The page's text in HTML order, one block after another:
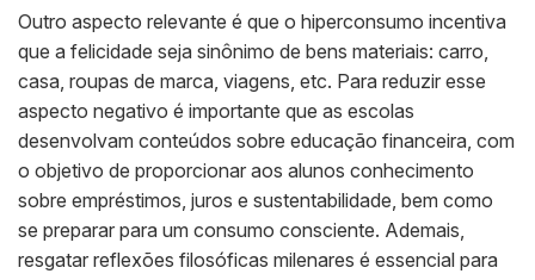
Outro aspecto relevante é que o hiperconsumo incentiva
que a felicidade seja sinônimo de bens materiais: carro,
casa, roupas de marca, viagens, etc. Para reduzir esse
aspecto negativo é importante que as escolas
desenvolvam conteúdos sobre educação financeira, com
o objetivo de proporcionar aos alunos conhecimento
sobre empréstimos, juros e sustentabilidade, bem como
se preparar para um consumo consciente. Ademais,
resgatar reflexões filosóficas milenares é essencial para